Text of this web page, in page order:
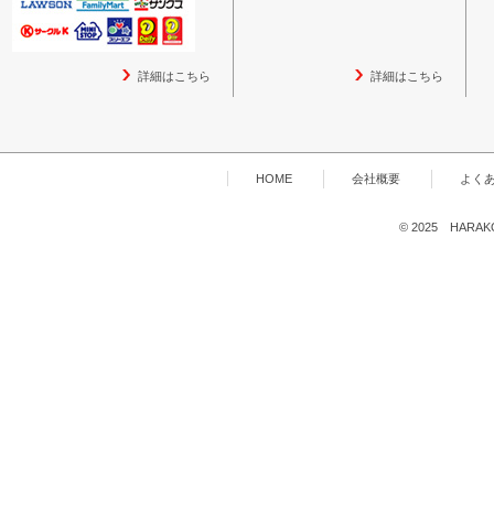
詳細はこちら 詳細はこちら
HOME 会社概要 よく
© 2025